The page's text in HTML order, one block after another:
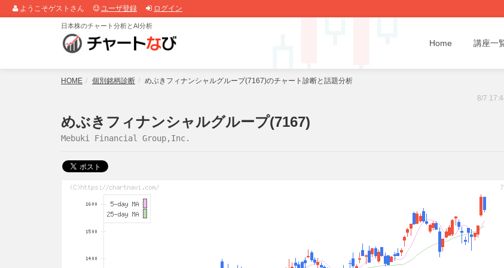
ようこそゲストさん ユーザ登録 ログイン
日本株のチャート分析とAI分析
Home 講座一
HOME 個別銘柄診断 めぶきフィナンシャルグループ(7167)のチャート診断と話題分析
8/7
めぶきフィナンシャルグループ(7167)
Mebuki Financial Group,Inc.